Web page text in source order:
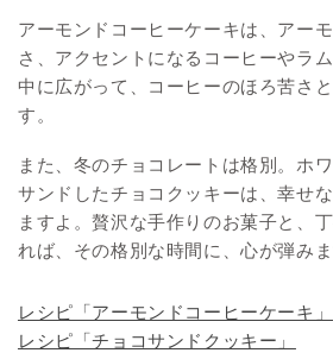
アーモンドコーヒーケーキは、アー
さ、アクセントになるコーヒーやラ
中に広がって、コーヒーのほろ苦さ
す。
また、冬のチョコレートは格別。ホ
サンドしたチョコクッキーは、幸せ
ますよ。贅沢な手作りのお菓子と、
れば、その格別な時間に、心が弾みま
レシピ「アーモンドコーヒーケーキ」
レシピ「チョコサンドクッキー」